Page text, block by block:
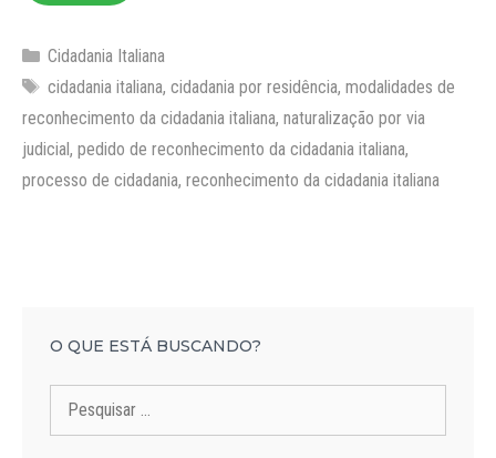
Categorias
Cidadania Italiana
Tags
cidadania italiana, cidadania por residência, modalidades de
reconhecimento da cidadania italiana, naturalização por via
judicial, pedido de reconhecimento da cidadania italiana,
processo de cidadania, reconhecimento da cidadania italiana
O QUE ESTÁ BUSCANDO?